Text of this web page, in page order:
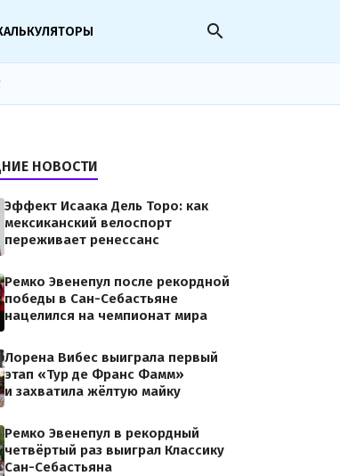
search
НОВОСТИ
Эффект Исаака Дель Торо: как
мексиканский велоспорт
переживает ренессанс
Ремко Эвенепул после рекордной
победы в Сан-Себастьяне
нацелился на чемпионат мира
Лорена Вибес выиграла первый
этап «Тур де Франс Фамм»
и захватила жёлтую майку
Ремко Эвенепул в рекордный
четвёртый раз выиграл Классику
Сан-Себастьяна